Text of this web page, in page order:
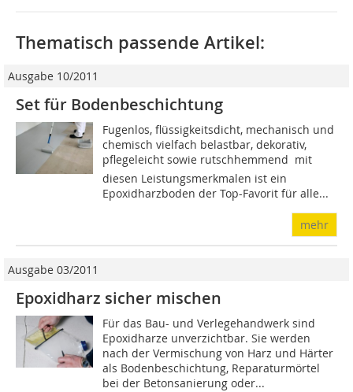
Thematisch passende Artikel:
Ausgabe 10/2011
Set für Bodenbeschichtung
Fugenlos, flüssigkeitsdicht, mechanisch und
chemisch vielfach belastbar, dekorativ,
pflegeleicht sowie rutschhemmend  mit
diesen Leistungsmerkmalen ist ein
Epoxidharzboden der Top-Favorit für alle...
mehr
Ausgabe 03/2011
Epoxidharz sicher mischen
Für das Bau- und Verlegehandwerk sind
Epoxidharze unverzichtbar. Sie werden
nach der Vermischung von Harz und Härter
als Bodenbeschichtung, Reparaturmörtel
bei der Betonsanierung oder...